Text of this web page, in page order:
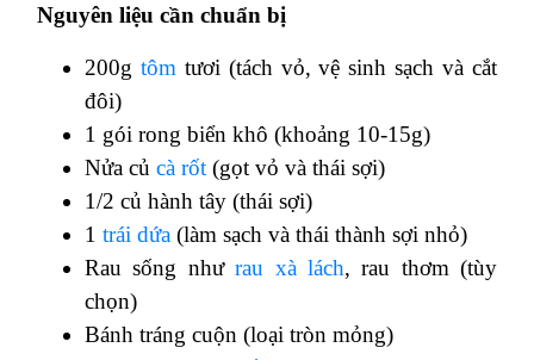
Nguyên liệu cần chuẩn bị
200g tôm tươi (tách vỏ, vệ sinh sạch và cắt
đôi)
1 gói rong biển khô (khoảng 10-15g)
Nửa củ cà rốt (gọt vỏ và thái sợi)
1/2 củ hành tây (thái sợi)
1 trái dứa (làm sạch và thái thành sợi nhỏ)
Rau sống nhưrau xà lách, rau thơm (tùy
chọn)
Bánh tráng cuộn (loại tròn mỏng)